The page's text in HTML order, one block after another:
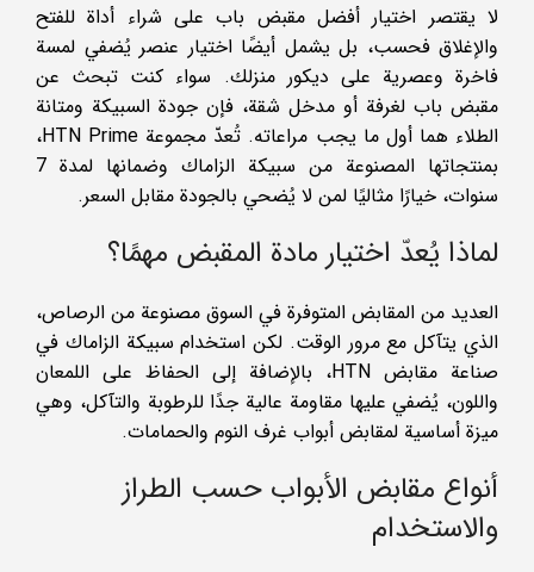
لا يقتصر اختيار أفضل مقبض باب على شراء أداة للفتح
والإغلاق فحسب، بل يشمل أيضًا اختيار عنصر يُضفي لمسة
فاخرة وعصرية على ديكور منزلك. سواء كنت تبحث عن
مقبض باب لغرفة أو مدخل شقة، فإن جودة السبيكة ومتانة
الطلاء هما أول ما يجب مراعاته. تُعدّ مجموعة HTN Prime،
بمنتجاتها المصنوعة من سبيكة الزاماك وضمانها لمدة 7
سنوات، خيارًا مثاليًا لمن لا يُضحي بالجودة مقابل السعر.
لماذا يُعدّ اختيار مادة المقبض مهمًا؟
العديد من المقابض المتوفرة في السوق مصنوعة من الرصاص،
الذي يتآكل مع مرور الوقت. لكن استخدام سبيكة الزاماك في
صناعة مقابض HTN، بالإضافة إلى الحفاظ على اللمعان
واللون، يُضفي عليها مقاومة عالية جدًا للرطوبة والتآكل، وهي
ميزة أساسية لمقابض أبواب غرف النوم والحمامات.
أنواع مقابض الأبواب حسب الطراز
والاستخدام